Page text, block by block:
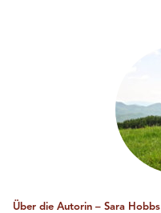
Über die Autorin – Sara Hobbs